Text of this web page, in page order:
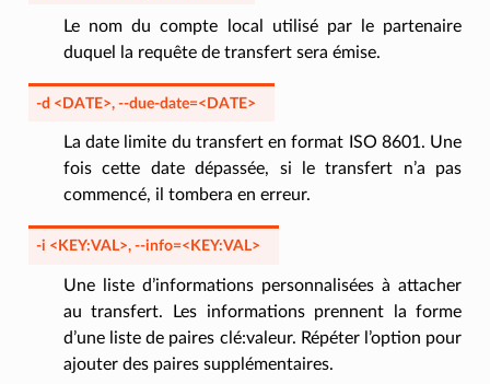
Le nom du compte local utilisé par le partenaire
duquel la requête de transfert sera émise.
-d <DATE>, --due-date=<DATE>
La date limite du transfert en format ISO 8601. Une
fois cette date dépassée, si le transfert n’a pas
commencé, il tombera en erreur.
-i <KEY:VAL>, --info=<KEY:VAL>
Une liste d’informations personnalisées à attacher
au transfert. Les informations prennent la forme
d’une liste de paires clé:valeur. Répéter l’option pour
ajouter des paires supplémentaires.